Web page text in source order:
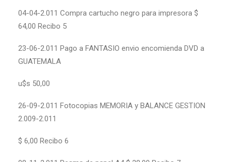
04-04-2.011 Compra cartucho negro para impresora $
64,00 Recibo 5
23-06-2.011 Pago a FANTASIO envio encomienda DVD a
GUATEMALA
u$s 50,00
26-09-2.011 Fotocopias MEMORIA y BALANCE GESTION
2.009-2.011
$ 6,00 Recibo 6